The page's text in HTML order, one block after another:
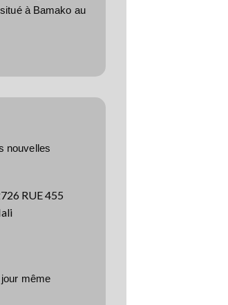
à Bamako au
nouvelles
RUE 455
même